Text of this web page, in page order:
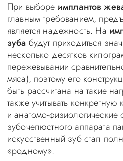
При выборе имплантов
главным требованием,
является надежность. На
зуба будут приходиться
несколько десятков
пережевывании
мяса), поэтому его
быть рассчитана на такие
также учитывать
и анатомо-физиологические
зубочелюстного аппарата
искусственный зуб стал
«родному».